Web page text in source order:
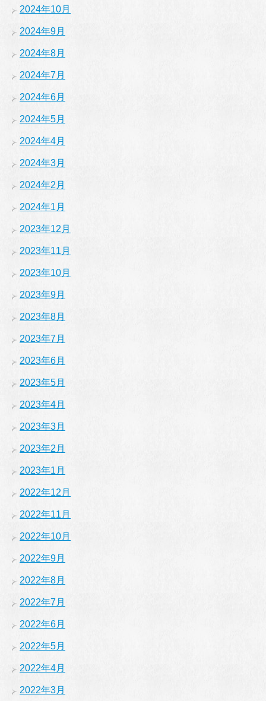
2024年10月
2024年9月
2024年8月
2024年7月
2024年6月
2024年5月
2024年4月
2024年3月
2024年2月
2024年1月
2023年12月
2023年11月
2023年10月
2023年9月
2023年8月
2023年7月
2023年6月
2023年5月
2023年4月
2023年3月
2023年2月
2023年1月
2022年12月
2022年11月
2022年10月
2022年9月
2022年8月
2022年7月
2022年6月
2022年5月
2022年4月
2022年3月